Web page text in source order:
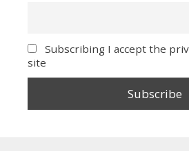
Subscribing I accept the
site